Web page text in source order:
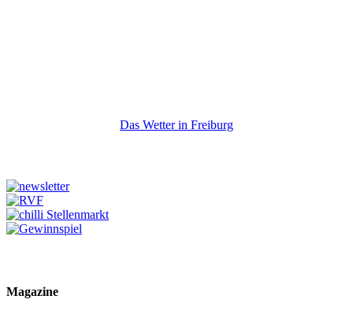
Das Wetter in Freiburg
Magazine